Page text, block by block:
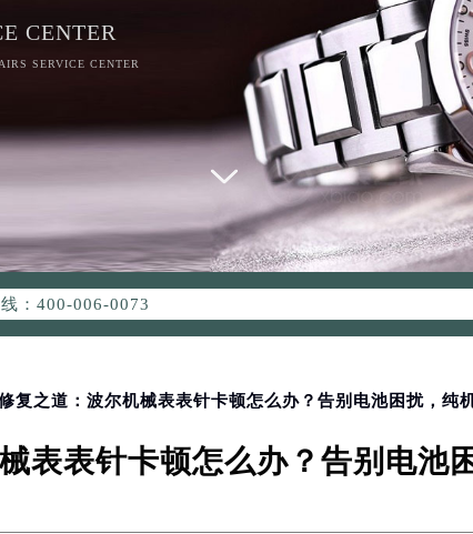
CENTER
SERVICE CENTER
级公告
：400-006-0073
服务覆盖中国大陆、香港、澳门、台湾全部区域（非大
：
W3座6层602室（需提前预约）
37层3705室（需提前预约）
复之道：波尔机械表表针卡顿怎么办？告别电池困扰，纯
表表针卡顿怎么办？告别电池